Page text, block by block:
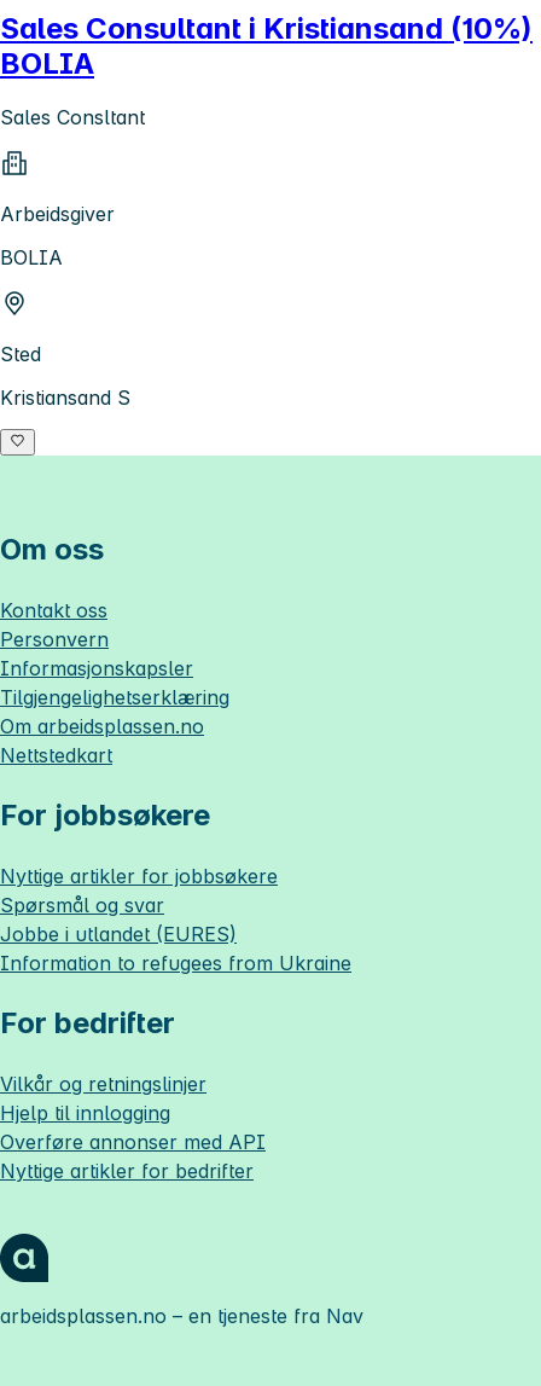
Sales Consultant i Kristiansand (10%)
BOLIA
Sales Consltant
Arbeidsgiver
BOLIA
Sted
Kristiansand S
Om oss
Kontakt oss
Personvern
Informasjonskapsler
Tilgjengelighetserklæring
Om arbeidsplassen.no
Nettstedkart
For jobbsøkere
Nyttige artikler for jobbsøkere
Spørsmål og svar
Jobbe i utlandet (EURES)
Information to refugees from Ukraine
For bedrifter
Vilkår og retningslinjer
Hjelp til innlogging
Overføre annonser med API
Nyttige artikler for bedrifter
arbeidsplassen.no – en tjeneste fra Nav